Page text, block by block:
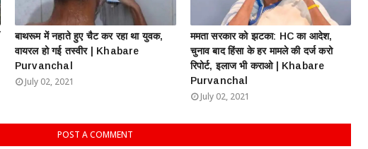
बाथरूम में नहाते हुए चैट कर रहा था युवक,
वायरल हो गई तस्वीर | Khabare
Purvanchal
July 02, 2021
ममता सरकार को झटका: HC का आदेश,
चुनाव बाद हिंसा के हर मामले की दर्ज करो
रिपोर्ट, इलाज भी कराओ | Khabare
Purvanchal
July 02, 2021
POST A COMMENT